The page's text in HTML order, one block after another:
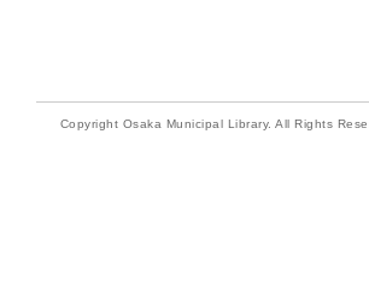
Copyright Osaka Municipal Library. All Rights